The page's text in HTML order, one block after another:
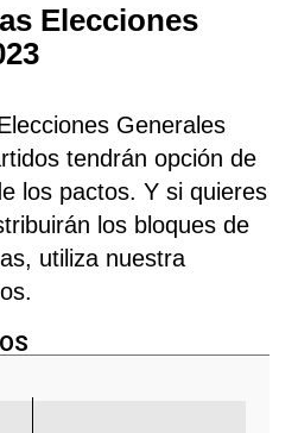
Elecciones
Generales
tendrán opción de
los pactos. Y si quieres
los bloques de
utiliza nuestra